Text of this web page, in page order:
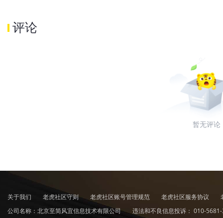
评论
暂无评论
关于我们 老虎社区守则 老虎社区账号管理规范 老虎社区服务协议
公司名称：北京至简风宜信息技术有限公司
违法和不良信息投诉： 010-